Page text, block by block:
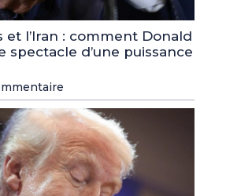
et l’Iran : comment Donald
spectacle d’une puissance